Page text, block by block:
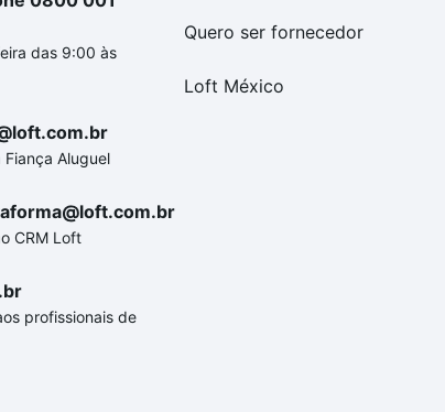
das 9:00 às
Aluguel
CRM Loft
profissionais de
Quero ser fornecedor
Loft México